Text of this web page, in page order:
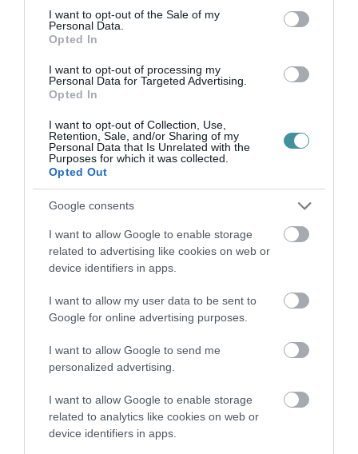
consent section.
I want to opt-out of the Sale of my
Personal Data.
Opted In
I want to opt-out of processing my
Personal Data for Targeted Advertising.
Opted In
I want to opt-out of Collection, Use,
Retention, Sale, and/or Sharing of my
Personal Data that Is Unrelated with the
Purposes for which it was collected.
Opted Out
Google consents
I want to allow Google to enable storage
related to advertising like cookies on web or
device identifiers in apps.
I want to allow my user data to be sent to
Google for online advertising purposes.
I want to allow Google to send me
personalized advertising.
I want to allow Google to enable storage
related to analytics like cookies on web or
device identifiers in apps.
INDEX: AZ ISKOLÁK ÉS A TERASZOK KINYITÁSA JÖHET ELŐSZÖR
A HÚSVÉTOT KÖVETŐEN
Az Index szombat délelőtt arról számolt be, hogy úgy értesültek:
az Operatív Törzs most készülő újranyitási terve a korlátozások
lazításs...
KI GONDOLTA VOLNA: KAOTIKUSAN MŰKÖDIK A TANÁROK OLTÁSI
REGISZTRÁCIÓJA
2021. március 30|Mindenki ügye
Pedagógusok Demokratikus Szakszervezete (PDSZ) olyan
tanároktól, akik arról kaptak értesítést, hogy még nem
regisztráltak a koronavírus elleni ...
"NEM MEGYÜNK SULIBA ÁPRILIS 19-TŐL!" – KORAINAK TARTJA
AZ ISKOLANYITÁST A DIÁKMOZGALOM
Az ADOM Diákmozgalom (az egykori Független Diákparlament)
felhívást tett közzé, amelyben a jelenléti oktatás ellen a diákok,
szülők, tanárok összefogását kérte – számolt be a 24.hu. A
diákok az...